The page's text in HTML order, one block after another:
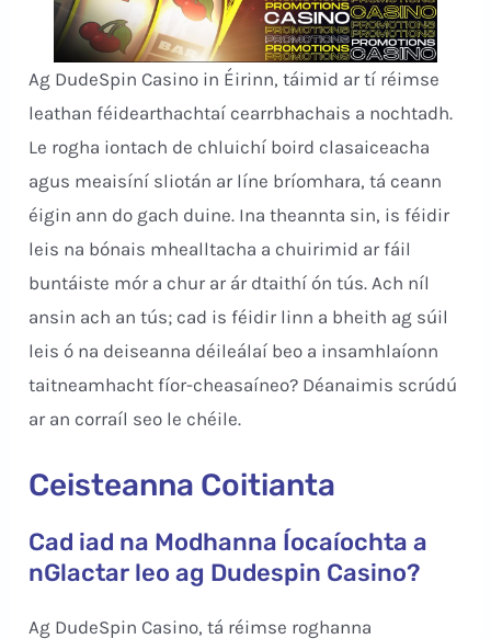
Ag DudeSpin Casino in Éirinn, táimid ar tí réimse
leathan féidearthachtaí cearrbhachais a nochtadh.
Le rogha iontach de chluichí boird clasaiceacha
agus meaisíní sliotán ar líne bríomhara, tá ceann
éigin ann do gach duine. Ina theannta sin, is féidir
leis na bónais mhealltacha a chuirimid ar fáil
buntáiste mór a chur ar ár dtaithí ón tús. Ach níl
ansin ach an tús; cad is féidir linn a bheith ag súil
leis ó na deiseanna déileálaí beo a insamhlaíonn
taitneamhacht fíor-cheasaíneo? Déanaimis scrúdú
ar an corraíl seo le chéile.
Ceisteanna Coitianta
Cad iad na Modhanna Íocaíochta a
nGlactar leo ag Dudespin Casino?
Ag DudeSpin Casino, tá réimse roghanna